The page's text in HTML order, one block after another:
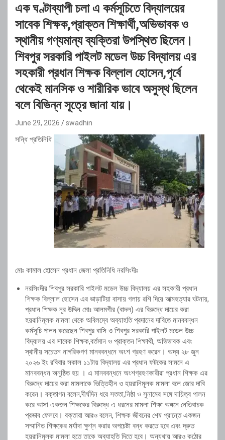
এক ঘণ্টাব্যাপী চলা এ কর্মসূচিতে বিদ্যালয়ের
সাবেক শিক্ষক,প্রাক্তন শিক্ষার্থী,অভিভাবক ও
স্থানীয় গণ্যমান্য ব্যক্তিরা উপস্থিত ছিলেন।
শিবপুর সরকারি পাইলট মডেল উচ্চ বিদ্যালয় এর
সহকারী প্রধান শিক্ষক বিল্লাল হোসেন,পৃর্বে
থেকেই মানসিক ও শারীরিক ভাবে অসুস্থ ছিলেন
বলে বিভিন্ন সূত্রে জানা যায়।
June 29, 2026 swadhin
সন্ধি প্রতিনিধি
মোঃ কামাল হোসেন প্রধান জেলা প্রতিনিধি নরসিংদীঃ
নরসিংদীর শিবপুর সরকারি পাইলট মডেল উচ্চ বিদ্যালয় এর সহকারী প্রধান
শিক্ষক বিল্লাল হোসেন এর ভাড়াটিয়া বাসায় গলায় রশি দিয়ে আত্মহত্যার ঘটনায়,
প্রধান শিক্ষক নূর উদ্দিন মোঃ আলমগীর (বাদল) এর বিরুদ্ধে দায়ের করা
হয়রানিমূলক মামলা থেকে অবিলম্বে অব্যাহতি প্রদানের দাবিতে মানববন্ধন
কর্মসূচি পালন করেছেন শিবপুর বাসি ও শিবপুর সরকারি পাইলট মডেল উচ্চ
বিদ্যালয় এর সাবেক শিক্ষক,বর্তমান ও প্রাক্তন শিক্ষার্থী, অভিভাবক এবং
স্থানীয় সচেতন নাগরিকগণ মানববন্ধনে অংশ গ্রহণ করেন। অদ্য ২৮ জুন
২০২৬ ইং রবিবার সকাল ১১টায় বিদ্যালয় এর প্রধান ফটকের সামনে এ
মানববন্ধন অনুষ্ঠিত হয় । এ মানববন্ধনে অংশগ্রহণকারীরা প্রধান শিক্ষক এর
বিরুদ্ধে দায়ের করা মামলাকে ভিত্তিহীন ও হয়রানিমূলক মামলা বলে জোর দাবি
করেন। বক্তাগন বলেন,দীর্ঘদিন ধরে সততা,নিষ্ঠা ও সুনামের সঙ্গে দায়িত্ব পালন
করে আসা একজন শিক্ষকের বিরুদ্ধে এ ধরনের মামলা শিক্ষা অঙ্গনে নেতিবাচক
প্রভাব ফেলবে। বক্তারা আরও বলেন, শিক্ষক জীবনের শেষ প্রান্তে একজন
সম্মানিত শিক্ষকের মর্যাদা ক্ষুণ্ন করার অপচেষ্টা বন্ধ করতে হবে এবং দ্রুত
হয়রানিমূলক মামলা হতে তাকে অব্যাহতি দিতে হবে। অন্যথায় আরও কঠোর